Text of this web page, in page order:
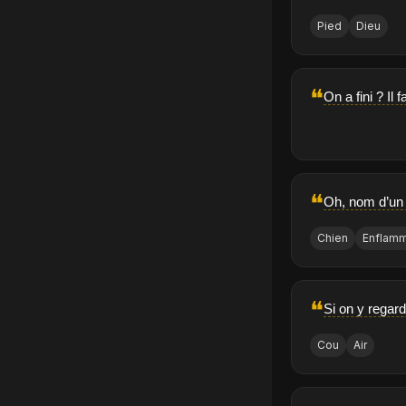
Pied Dieu
❝On a fini ? Il
❝Oh, nom
Chien
❝Si on y
Cou Air